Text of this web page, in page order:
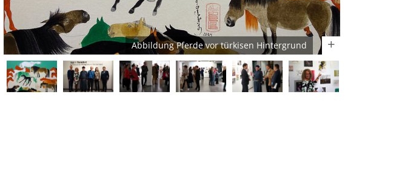
Abbildung Pferde vor türkisen Hintergrund